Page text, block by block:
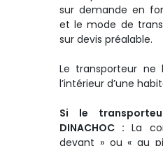
sur demande en
et le mode de
sur devis préalable.
Le transporteur ne
l’intérieur d’une
Si le
DINACHOC : La
devant » ou « au